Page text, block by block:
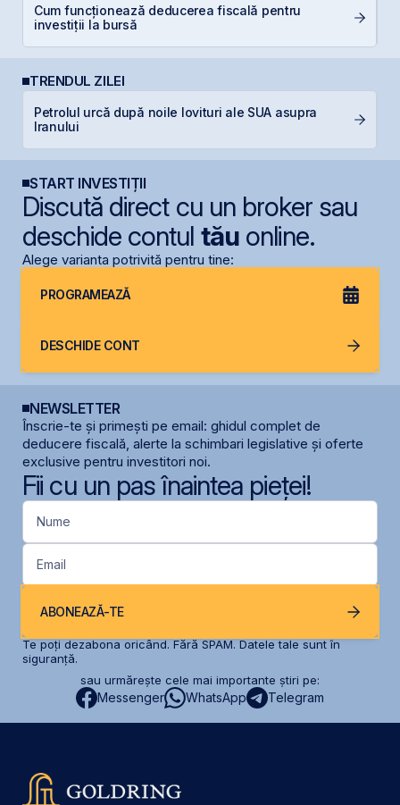
Cum funcționează deducerea fiscală pentru
investiții la bursă
TRENDUL ZILEI
Petrolul urcă după noile lovituri ale SUA asupra
Iranului
START INVESTIȚII
Discută direct cu un broker sau
deschide contul tăuonline.
Alege varianta potrivită pentru tine:
PROGRAMEAZĂ
DESCHIDE CONT
NEWSLETTER
Înscrie-te și primești pe email: ghidul complet de
deducere fiscală, alerte la schimbari legislative și oferte
exclusive pentru investitori noi.
Fii cu un pas înaintea pieței!
Nume
Email
ABONEAZĂ-TE
Te poți dezabona oricând. Fără SPAM. Datele tale sunt în
siguranță.
sau urmărește cele mai importante știri pe:
Messenger WhatsApp Telegram